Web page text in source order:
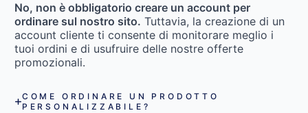
No, non è obbligatorio creare un account per
ordinare sul nostro sito. Tuttavia, la creazione di un
account cliente ti consente di monitorare meglio i
tuoi ordini e di usufruire delle nostre offerte
promozionali.
COME ORDINARE UN PRODOTTO
PERSONALIZZABILE?